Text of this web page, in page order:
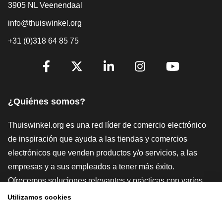
3905 NL Veenendaal
info@thuiswinkel.org
+31 (0)318 64 85 75
[_General:SocialMediaTitle]
¿Quiénes somos?
Thuiswinkel.org es una red líder de comercio electrónico
de inspiración que ayuda a las tiendas y comercios
electrónicos que venden productos y/o servicios, a las
empresas y a sus empleados a tener más éxito.
Ofrecemos soluciones relevantes y prácticas con varios
sellos de confianza, Thuiswinkel Reviews, herramientas y
Utilizamos cookies